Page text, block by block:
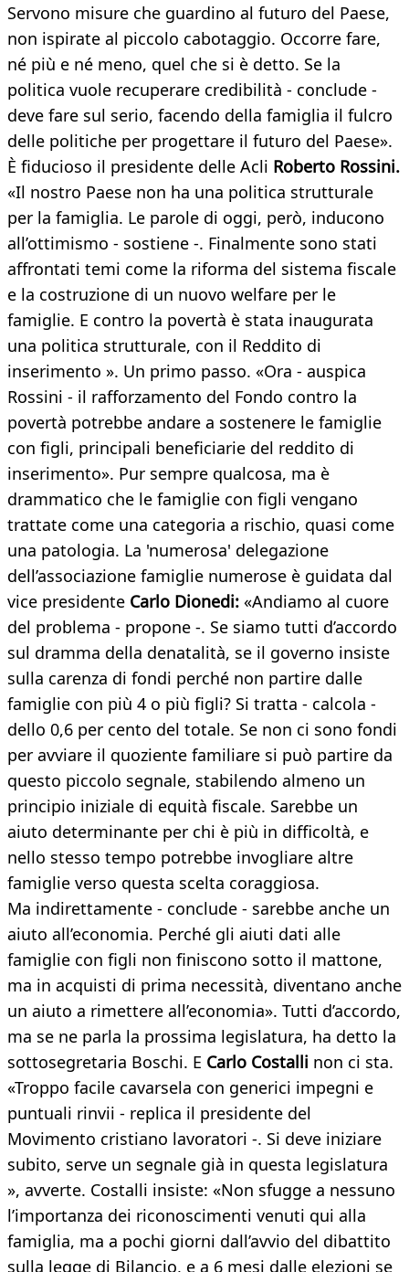
Servono misure che guardino al futuro del Paese,
non ispirate al piccolo cabotaggio. Occorre fare,
né più e né meno, quel che si è detto. Se la
politica vuole recuperare credibilità - conclude -
deve fare sul serio, facendo della famiglia il fulcro
delle politiche per progettare il futuro del Paese».
È fiducioso il presidente delle Acli Roberto Rossini.
«Il nostro Paese non ha una politica strutturale
per la famiglia. Le parole di oggi, però, inducono
all’ottimismo - sostiene -. Finalmente sono stati
affrontati temi come la riforma del sistema fiscale
e la costruzione di un nuovo welfare per le
famiglie. E contro la povertà è stata inaugurata
una politica strutturale, con il Reddito di
inserimento ». Un primo passo. «Ora - auspica
Rossini - il rafforzamento del Fondo contro la
povertà potrebbe andare a sostenere le famiglie
con figli, principali beneficiarie del reddito di
inserimento». Pur sempre qualcosa, ma è
drammatico che le famiglie con figli vengano
trattate come una categoria a rischio, quasi come
una patologia. La 'numerosa' delegazione
dell’associazione famiglie numerose è guidata dal
vice presidente Carlo Dionedi: «Andiamo al cuore
del problema - propone -. Se siamo tutti d’accordo
sul dramma della denatalità, se il governo insiste
sulla carenza di fondi perché non partire dalle
famiglie con più 4 o più figli? Si tratta - calcola -
dello 0,6 per cento del totale. Se non ci sono fondi
per avviare il quoziente familiare si può partire da
questo piccolo segnale, stabilendo almeno un
principio iniziale di equità fiscale. Sarebbe un
aiuto determinante per chi è più in difficoltà, e
nello stesso tempo potrebbe invogliare altre
famiglie verso questa scelta coraggiosa.
Ma indirettamente - conclude - sarebbe anche un
aiuto all’economia. Perché gli aiuti dati alle
famiglie con figli non finiscono sotto il mattone,
ma in acquisti di prima necessità, diventano anche
un aiuto a rimettere all’economia». Tutti d’accordo,
ma se ne parla la prossima legislatura, ha detto la
sottosegretaria Boschi. E Carlo Costalli non ci sta.
«Troppo facile cavarsela con generici impegni e
puntuali rinvii - replica il presidente del
Movimento cristiano lavoratori -. Si deve iniziare
subito, serve un segnale già in questa legislatura
», avverte. Costalli insiste: «Non sfugge a nessuno
l’importanza dei riconoscimenti venuti qui alla
famiglia, ma a pochi giorni dall’avvio del dibattito
sulla legge di Bilancio, e a 6 mesi dalle elezioni se